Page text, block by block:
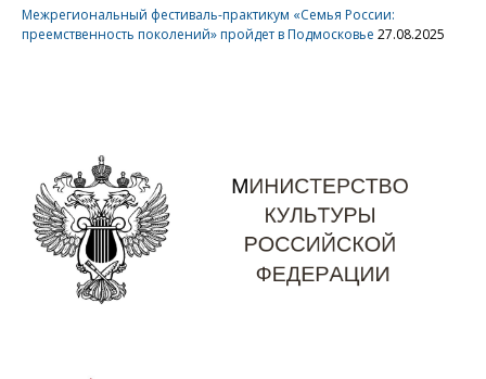
Межрегиональный фестиваль-практикум «Семья России:
преемственность поколений» пройдет в Подмосковье 27.08.2025